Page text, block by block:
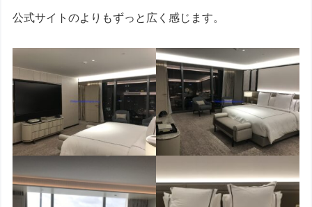
公式サイトのよりもずっと広く感じます。